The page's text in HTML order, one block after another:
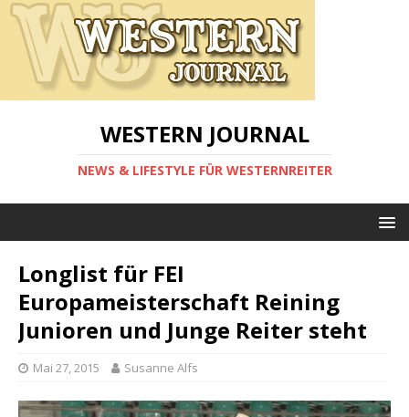
WESTERN JOURNAL
NEWS & LIFESTYLE FÜR WESTERNREITER
Longlist für FEI
Europameisterschaft Reining
Junioren und Junge Reiter steht
Mai 27, 2015 Susanne Alfs